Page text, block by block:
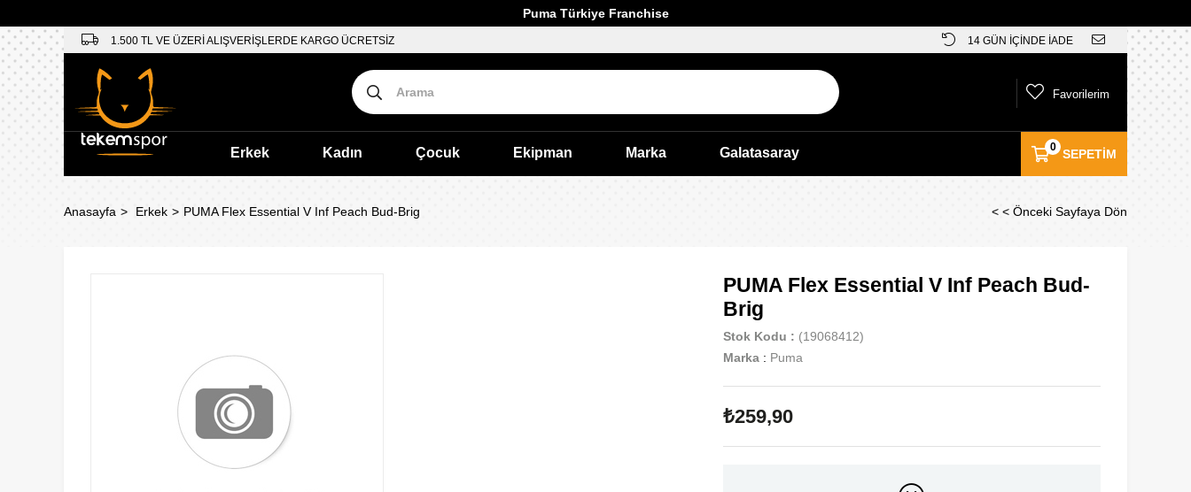
Puma Türkiye Franchise
1.500 TL VE ÜZERİ ALIŞVERİŞLERDE KARGO ÜCRETSİZ 14 GÜN İÇİNDE İADE
SEPETIM
0
Favorilerim
Erkek Kadın Çocuk Ekipman Marka Galatasaray
Anasayfa Erkek PUMA Flex Essential V Inf Peach Bud-Brig < < Önceki Sayfaya Dön
PUMA Flex Essential V Inf Peach Bud-
Brig
Stok Kodu
(19068412)
Marka : Puma
₺259,90